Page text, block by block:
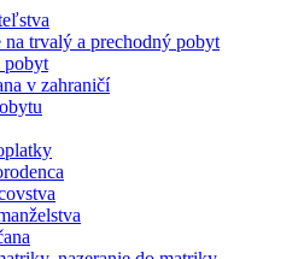
na trvalý a prechodný pobyt
pobyt
v zahraničí